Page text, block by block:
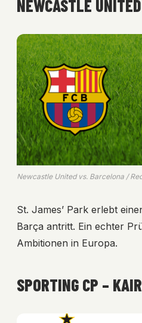
NEWCASTLE
Newcastle United vs. Barcelona /
St. James’ Park erlebt
Barça antritt. Ein echter
Ambitionen in Europa.
SPORTING CP –